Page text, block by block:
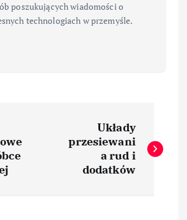
poszukujących wiadomości o
technologiach w przemyśle.
Układy
przesiewani
a rud i
dodatków